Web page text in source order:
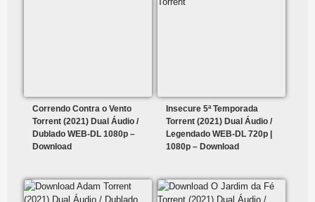
Correndo Contra o Vento
Torrent (2021) Dual Áudio /
Dublado WEB-DL 1080p –
Download
Insecure 5ª Temporada
Torrent (2021) Dual Áudio /
Legendado WEB-DL 720p |
1080p – Download